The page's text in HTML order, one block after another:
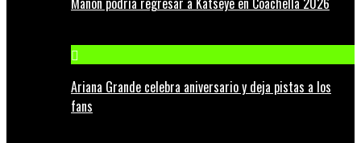
Ariana Grande celebra aniversario y deja pistas a los
fans